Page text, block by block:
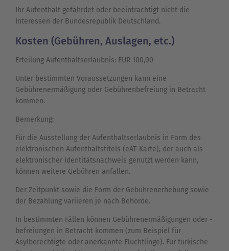
Ihr Aufenthalt gefährdet oder beeinträchtigt nicht die
Interessen der Bundesrepublik Deutschland.
Kosten (Gebühren, Auslagen, etc.)
Erteilung Aufenthaltserlaubnis: EUR 100,00
Unter bestimmten Voraussetzungen kann eine
Gebührenermäßigung oder Gebührenbefreiung in Betracht
kommen.
Bemerkung:
Für die Ausstellung der Aufenthaltserlaubnis in Form des
elektronischen Aufenthaltstitels (eAT-Karte), der auch als
elektronischer Identitätsnachweis genutzt werden kann,
können weitere Gebühren anfallen.
Der Zeitpunkt sowie die Form der Gebührenerhebung sowie
der Bezahlung variieren je nach Behörde.
In bestimmten Fällen können Gebührenermäßigungen oder -
befreiungen in Betracht kommen (zum Beispiel für
Asylberechtigte oder anerkannte Flüchtlinge). Für türkische